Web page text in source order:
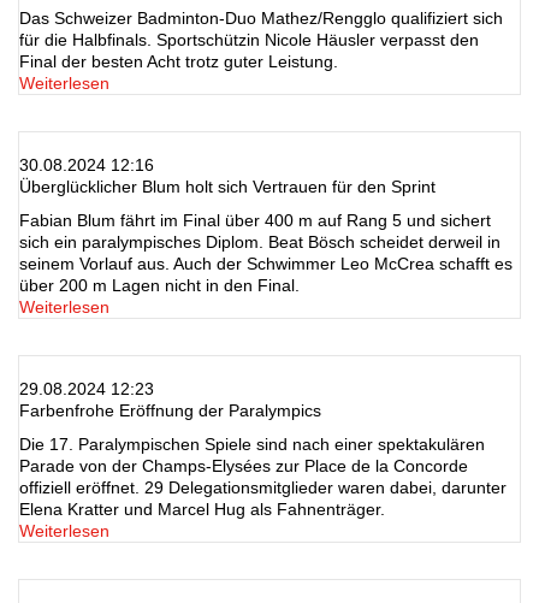
Das Schweizer Badminton-Duo Mathez/Rengglo qualifiziert sich
für die Halbfinals. Sportschützin Nicole Häusler verpasst den
Final der besten Acht trotz guter Leistung.
Weiterlesen
30.08.2024 12:16
Überglücklicher Blum holt sich Vertrauen für den Sprint
Fabian Blum fährt im Final über 400 m auf Rang 5 und sichert
sich ein paralympisches Diplom. Beat Bösch scheidet derweil in
seinem Vorlauf aus. Auch der Schwimmer Leo McCrea schafft es
über 200 m Lagen nicht in den Final.
Weiterlesen
29.08.2024 12:23
Farbenfrohe Eröffnung der Paralympics
Die 17. Paralympischen Spiele sind nach einer spektakulären
Parade von der Champs-Elysées zur Place de la Concorde
offiziell eröffnet. 29 Delegationsmitglieder waren dabei, darunter
Elena Kratter und Marcel Hug als Fahnenträger.
Weiterlesen